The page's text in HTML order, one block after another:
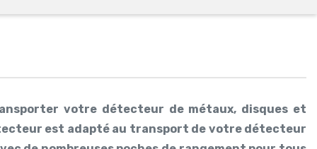
votre détecteur de métaux, disques et
est adapté au transport de votre détecteur